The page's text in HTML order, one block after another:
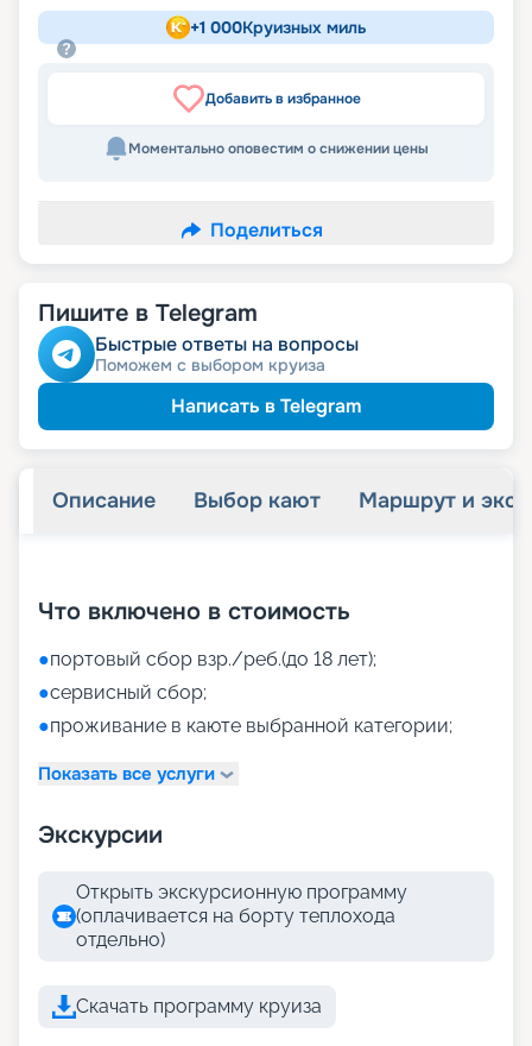
+1 000Круизных миль
Добавить в избранное
Моментально оповестим о снижении цены
Поделиться
Пишите в Telegram
Быстрые ответы на вопросы
Поможем с выбором круиза
Написать в Telegram
Описание Выбор кают Маршрут и
Что включено в стоимость
●портовый сбор взр./реб.(до 18 лет);
●сервисный сбор;
●проживание в каюте выбранной категории;
Показать все услуги
Экскурсии
Открыть экскурсионную программу
(оплачивается на борту теплохода
отдельно)
Скачать программу круиза